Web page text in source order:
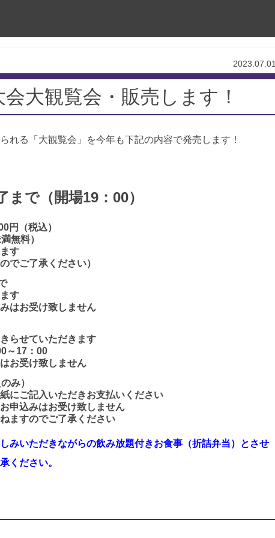
2023.07.01
大観覧会・販売します！
れる「大観覧会」を今年も下記の内容で発売します！
（開場19：00）
（税込）
料）
す
ご了承ください）
す
お受け致しません
ていただきます
17：00
け致しません
み）
入いただきお支払いください
みはお受け致しません
のでご了承ください
みいただきながらの飲み放題付きお食事（折詰弁当）とさせ
ください。